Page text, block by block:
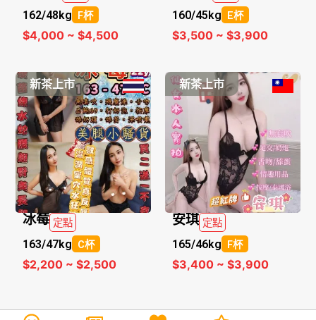
162/48kg F杯
$4,000 ~ $4,500
160/45kg E杯
$3,500 ~ $3,900
新茶上市
冰莓 定點
163/47kg C杯
$2,200 ~ $2,500
新茶上市
安琪 定點
165/46kg F杯
$3,400 ~ $3,900